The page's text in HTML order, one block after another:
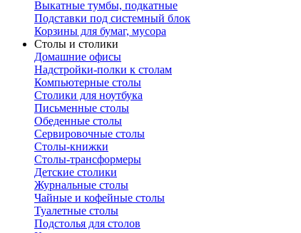
Выкатные тумбы, подкатные
Подставки под системный блок
Корзины для бумаг, мусора
Столы и столики
Домашние офисы
Надстройки-полки к столам
Компьютерные столы
Столики для ноутбука
Письменные столы
Обеденные столы
Сервировочные столы
Столы-книжки
Столы-трансформеры
Детские столики
Журнальные столы
Чайные и кофейные столы
Туалетные столы
Подстолья для столов